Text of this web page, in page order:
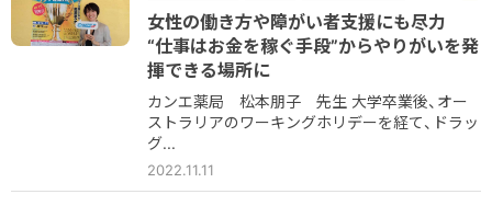
#薬局
女性の働き方や障がい者支援にも尽力
“仕事はお金を稼ぐ手段”からやりがいを発
揮できる場所に
カンエ薬局 松本朋子 先生 大学卒業後、オー
ストラリアのワーキングホリデーを経て、ドラッ
グ...
2022.11.11